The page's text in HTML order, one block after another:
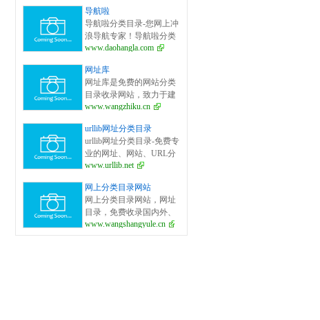
面的网站分类目录检索、
优秀网站参考、网站推广
服务、网站黄页、网上娱
乐冲浪导航网站。
导航啦
导航啦分类目录-您网上冲
浪导航专家！导航啦分类
目录－专业提供为广大站
目录平台，收集国内外、
各行业优秀正规网站,全人
工编辑收录，为百度、谷
歌、有道、搜狗、必应等
搜索引擎提供索引参考, 同
时也是站长推广网站值得
信任选择的平台。
www.daohangla.com
网址库
网址库是免费的网站分类
目录收录网站，致力于建
立全面的网址库平台：免
国内外各行业优秀的网站
网址,让你轻松畅游互联
网，找到您想要的网站、
信息资源；加入网址库让
我们共同成长。网址库!网
址酷！上网，您需要网址
库! 网址大全，实用网址一
网打尽！
www.wangzhiku.cn
urllib网址分类目录
urllib网址分类目录-免费专
业的网址、网站、URL分
类目录_提交网址、网站、
www.urllib.net
网上分类目录网站
网上分类目录网站，网址
目录，免费收录国内外、
各行业优秀网站.免费收录
www.wangshangyule.cn